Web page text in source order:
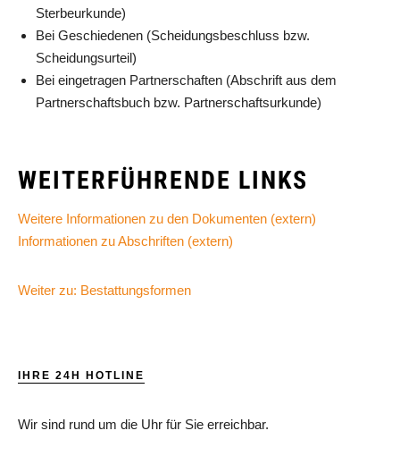
Sterbeurkunde)
Bei Geschiedenen (Scheidungsbeschluss bzw.
Scheidungsurteil)
Bei eingetragen Partnerschaften (Abschrift aus dem
Partnerschaftsbuch bzw. Partnerschaftsurkunde)
WEITERFÜHRENDE LINKS
Weitere Informationen zu den Dokumenten (extern)
Informationen zu Abschriften (extern)
Weiter zu: Bestattungsformen
IHRE 24H HOTLINE
Wir sind rund um die Uhr für Sie erreichbar.